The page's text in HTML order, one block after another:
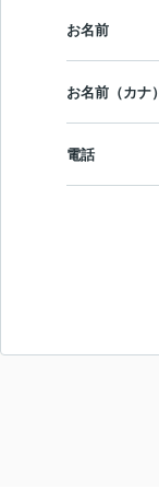
お名前
お名前（カナ）
電話